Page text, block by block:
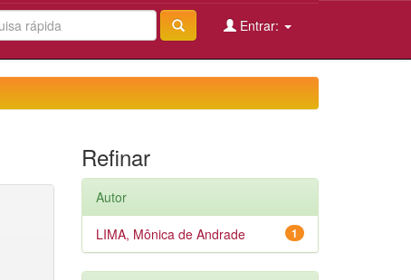
Entrar:
Refinar
Autor
1
LIMA, Mônica de Andrade